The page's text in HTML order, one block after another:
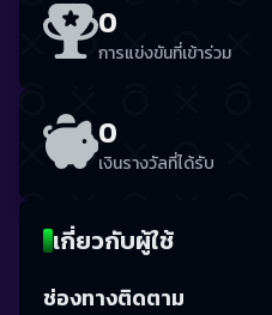
0
การแข่งขันที่เข้าร่วม
0
เงินรางวัลที่ได้รับ
เกี่ยวกับผู้ใช้
ช่องทางติดตาม